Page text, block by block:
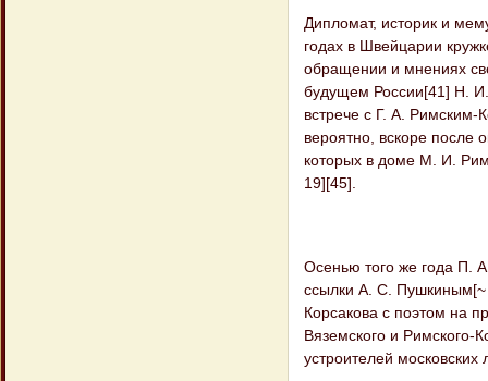
Дипломат, историк и
годах в Швейцарии
обращении и мнениях
будущем России[41] Н.
встрече с Г. А.
вероятно, вскоре после
которых в доме М. И.
19][45].
Осенью того же года П.
ссылки А. С. Пушкиным[~
Корсакова с поэтом на
Вяземского и Римского-
устроителей московских